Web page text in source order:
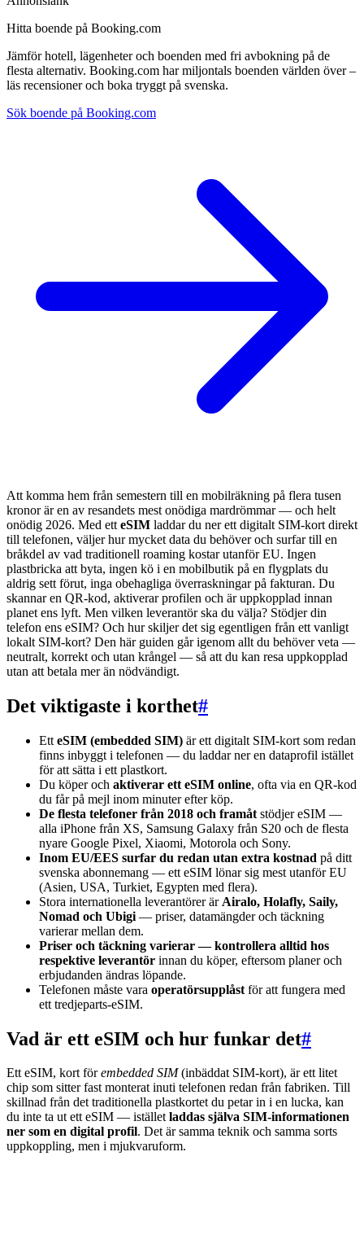
Hitta boende på Booking.com
Jämför hotell, lägenheter och boenden med fri avbokning på de
flesta alternativ. Booking.com har miljontals boenden världen över –
läs recensioner och boka tryggt på svenska.
Sök boende på Booking.com
Att komma hem från semestern till en mobilräkning på flera tusen
kronor är en av resandets mest onödiga mardrömmar — och helt
onödig 2026. Med ett eSIM laddar du ner ett digitalt SIM-kort direkt
till telefonen, väljer hur mycket data du behöver och surfar till en
bråkdel av vad traditionell roaming kostar utanför EU. Ingen
plastbricka att byta, ingen kö i en mobilbutik på en flygplats du
aldrig sett förut, inga obehagliga överraskningar på fakturan. Du
skannar en QR-kod, aktiverar profilen och är uppkopplad innan
planet ens lyft. Men vilken leverantör ska du välja? Stödjer din
telefon ens eSIM? Och hur skiljer det sig egentligen från ett vanligt
lokalt SIM-kort? Den här guiden går igenom allt du behöver veta —
neutralt, korrekt och utan krångel — så att du kan resa uppkopplad
utan att betala mer än nödvändigt.
Det viktigaste i korthet#
Ett eSIM (embedded SIM) är ett digitalt SIM-kort som redan
finns inbyggt i telefonen — du laddar ner en dataprofil istället
för att sätta i ett plastkort.
Du köper och aktiverar ett eSIM online, ofta via en QR-kod
du får på mejl inom minuter efter köp.
De flesta telefoner från 2018 och framåt stödjer eSIM —
alla iPhone från XS, Samsung Galaxy från S20 och de flesta
nyare Google Pixel, Xiaomi, Motorola och Sony.
Inom EU/EES surfar du redan utan extra kostnad på ditt
svenska abonnemang — ett eSIM lönar sig mest utanför EU
(Asien, USA, Turkiet, Egypten med flera).
Stora internationella leverantörer är Airalo, Holafly, Saily,
Nomad och Ubigi — priser, datamängder och täckning
varierar mellan dem.
Priser och täckning varierar — kontrollera alltid hos
respektive leverantör innan du köper, eftersom planer och
erbjudanden ändras löpande.
Telefonen måste vara operatörsupplåst för att fungera med
ett tredjeparts-eSIM.
Vad är ett eSIM och hur funkar det#
Ett eSIM, kort förembedded SIM(inbäddat SIM-kort), är ett litet
chip som sitter fast monterat inuti telefonen redan från fabriken. Till
skillnad från det traditionella plastkortet du petar in i en lucka, kan
du inte ta ut ett eSIM — iställetladdas själva SIM-informationen
ner som en digital profil. Det är samma teknik och samma sorts
uppkoppling, men i mjukvaruform.